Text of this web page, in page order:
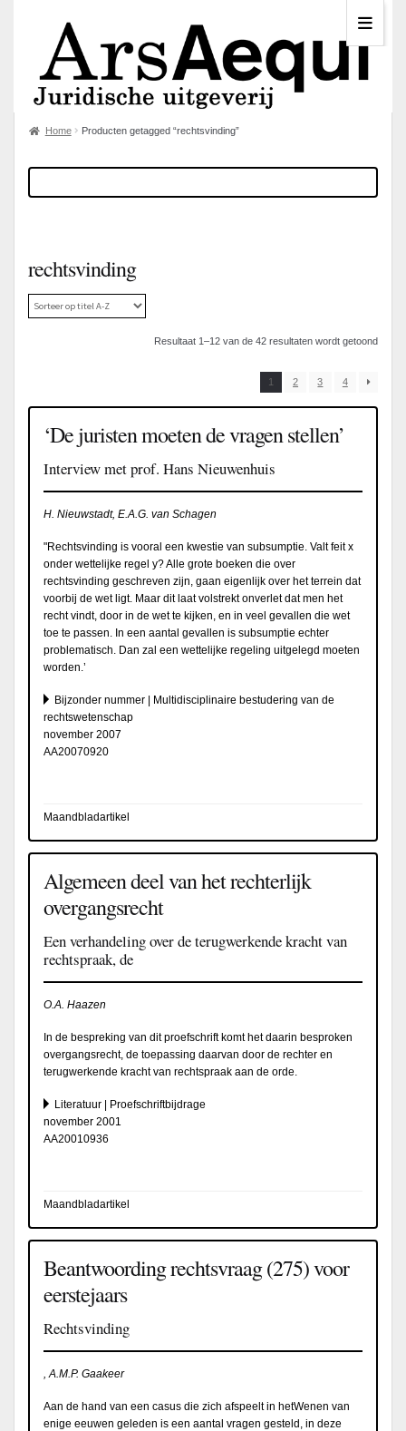
Home Producten getagged “rechtsvinding”
rechtsvinding
Resultaat 1–12 van de 42 resultaten wordt getoond
1 2 3 4
‘De juristen moeten de vragen stellen’
Interview met prof. Hans Nieuwenhuis
H. Nieuwstadt, E.A.G. van Schagen
"Rechtsvinding is vooral een kwestie van subsumptie. Valt feit x
onder wettelijke regel y? Alle grote boeken die over
rechtsvinding geschreven zijn, gaan eigenlijk over het terrein dat
voorbij de wet ligt. Maar dit laat volstrekt onverlet dat men het
recht vindt, door in de wet te kijken, en in veel gevallen die wet
toe te passen. In een aantal gevallen is subsumptie echter
problematisch. Dan zal een wettelijke regeling uitgelegd moeten
worden.’
Bijzonder nummer | Multidisciplinaire bestudering van de
rechtswetenschap
november 2007
AA20070920
Maandbladartikel
Algemeen deel van het rechterlijk
overgangsrecht
Een verhandeling over de terugwerkende kracht van
rechtspraak, de
O.A. Haazen
In de bespreking van dit proefschrift komt het daarin besproken
overgangsrecht, de toepassing daarvan door de rechter en
terugwerkende kracht van rechtspraak aan de orde.
Literatuur | Proefschriftbijdrage
november 2001
AA20010936
Maandbladartikel
Beantwoording rechtsvraag (275) voor
eerstejaars
Rechtsvinding
, A.M.P. Gaakeer
Aan de hand van een casus die zich afspeelt in hetWenen van
enige eeuwen geleden is een aantal vragen gesteld, in deze